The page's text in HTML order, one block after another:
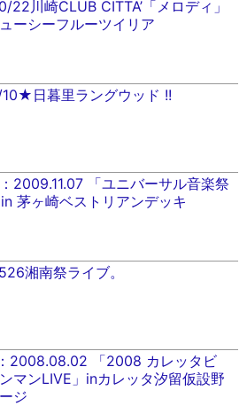
22川崎CLUB CITTA’「メロディ」
ーシーフルーツイリア
10★日暮里ラングウッド !!
2009.11.07 「ユニバーサル音楽祭
茅ヶ崎ベストリアンデッキ
湘南祭ライブ。
2008.08.02 「2008 カレッタビ
マンLIVE」inカレッタ汐留仮設野
ジ